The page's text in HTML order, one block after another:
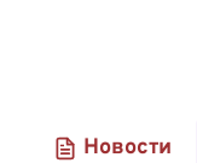
Новости